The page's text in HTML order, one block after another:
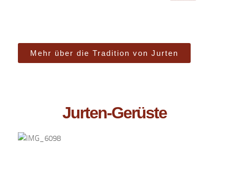
Mehr über die Tradition von Jurten
Jurten-Gerüste